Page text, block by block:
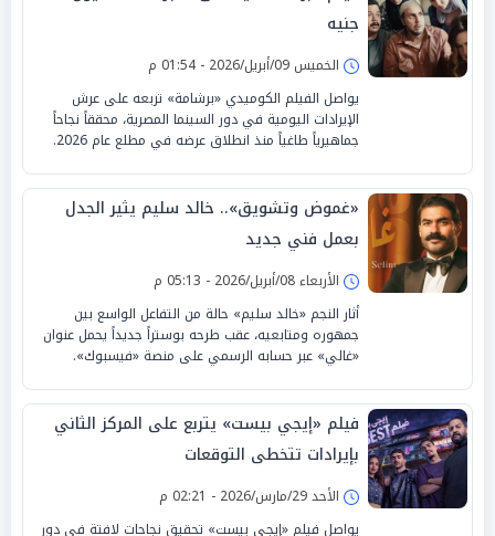
جنيه
الخميس 09/أبريل/2026 - 01:54 م
يواصل الفيلم الكوميدي «برشامة» تربعه على عرش
الإيرادات اليومية في دور السينما المصرية، محققاً نجاحاً
جماهيرياً طاغياً منذ انطلاق عرضه في مطلع عام 2026.
«غموض وتشويق».. خالد سليم يثير الجدل
بعمل فني جديد
الأربعاء 08/أبريل/2026 - 05:13 م
أثار النجم «خالد سليم» حالة من التفاعل الواسع بين
جمهوره ومتابعيه، عقب طرحه بوستراً جديداً يحمل عنوان
«غالي» عبر حسابه الرسمي على منصة «فيسبوك».
فيلم «إيجي بيست» يتربع على المركز الثاني
بإيرادات تتخطى التوقعات
الأحد 29/مارس/2026 - 02:21 م
يواصل فيلم «إيجي بيست» تحقيق نجاحات لافتة في دور